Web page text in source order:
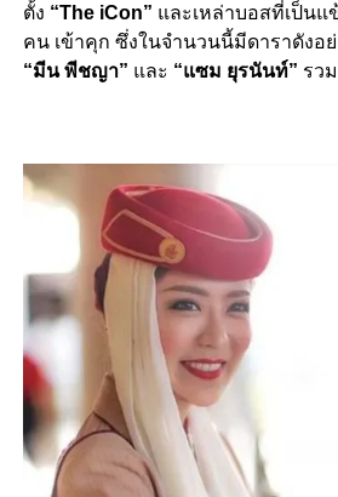
ตั้ง “The iCon” และเหล่าบอสที่เป็นแ
คน เข้าคุก ซึ่งในจำนวนนี้มีดาราดังอย่
“มีน พีชญา” และ “แซม ยุรนันท์” รว